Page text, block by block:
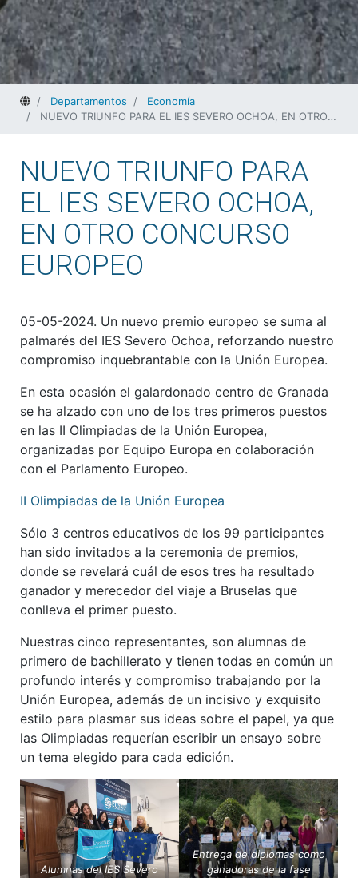
HomeDepartamentos
Economía
NUEVO TRIUNFO PARA EL IES SEVERO OCHOA, EN OTRO CONCURSO EUROPEO
NUEVO TRIUNFO PARA
EL IES SEVERO OCHOA,
EN OTRO CONCURSO
EUROPEO
05-05-2024. Un nuevo premio europeo se suma al
palmarés del IES Severo Ochoa, reforzando nuestro
compromiso inquebrantable con la Unión Europea.
En esta ocasión el galardonado centro de Granada
se ha alzado con uno de los tres primeros puestos
en las II Olimpiadas de la Unión Europea,
organizadas por Equipo Europa en colaboración
con el Parlamento Europeo.
II Olimpiadas de la Unión Europea
Sólo 3 centros educativos de los 99 participantes
han sido invitados a la ceremonia de premios,
donde se revelará cuál de esos tres ha resultado
ganador y merecedor del viaje a Bruselas que
conlleva el primer puesto.
Nuestras cinco representantes, son alumnas de
primero de bachillerato y tienen todas en común un
profundo interés y compromiso trabajando por la
Unión Europea, además de un incisivo y exquisito
estilo para plasmar sus ideas sobre el papel, ya que
las Olimpiadas requerían escribir un ensayo sobre
un tema elegido para cada edición.
Alumnas del IES Severo
Entrega de diplomas como
ganadoras de la fase